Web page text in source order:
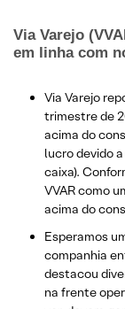
Via Varejo
em linha com
Via Varejo
trimestre de
acima do
lucro devido
caixa).
VVAR como
acima do
Esperamos
companhia
destacou
na frente